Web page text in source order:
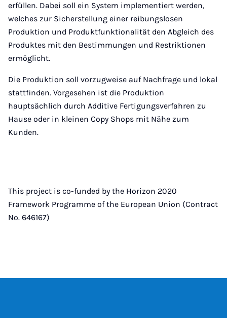
erfüllen. Dabei soll ein System implementiert werden,
welches zur Sicherstellung einer reibungslosen
Produktion und Produktfunktionalität den Abgleich des
Produktes mit den Bestimmungen und Restriktionen
ermöglicht.
Die Produktion soll vorzugweise auf Nachfrage und lokal
stattfinden. Vorgesehen ist die Produktion
hauptsächlich durch Additive Fertigungsverfahren zu
Hause oder in kleinen Copy Shops mit Nähe zum
Kunden.
This project is co-funded by the Horizon 2020
Framework Programme of the European Union (Contract
No. 646167)